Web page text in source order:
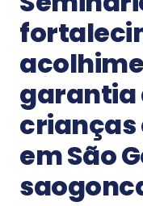
beneficiários em
(10)
2
Petrópolis recebe
de Esports nos
Petrópolis recebe
agosto
2
garantia
crianças
em São